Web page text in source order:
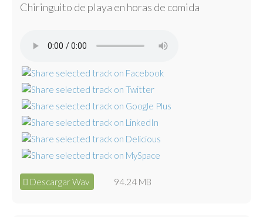
Chiringuito de playa en horas de comida
Descargar Wav 94.24 MB